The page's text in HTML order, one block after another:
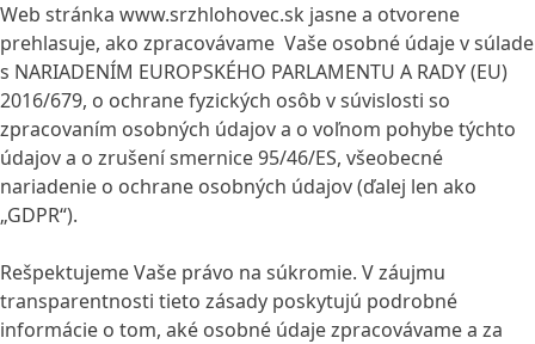
Web stránka www.srzhlohovec.sk jasne a otvorene
prehlasuje, ako zpracovávame Vaše osobné údaje v súlade
s NARIADENÍM EUROPSKÉHO PARLAMENTU A RADY (EU)
2016/679, o ochrane fyzických osôb v súvislosti so
zpracovaním osobných údajov a o voľnom pohybe týchto
údajov a o zrušení smernice 95/46/ES, všeobecné
nariadenie o ochrane osobných údajov (ďalej len ako
„GDPR“).
Rešpektujeme Vaše právo na súkromie. V záujmu
transparentnosti tieto zásady poskytujú podrobné
informácie o tom, aké osobné údaje zpracovávame a za